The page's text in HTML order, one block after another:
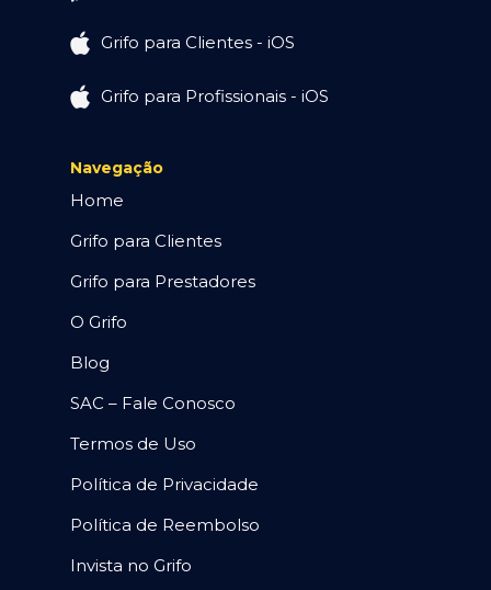
Grifo para Clientes - iOS
Grifo para Profissionais - iOS
Navegação
Home
Grifo para Clientes
Grifo para Prestadores
O Grifo
Blog
SAC – Fale Conosco
Termos de Uso
Política de Privacidade
Política de Reembolso
Invista no Grifo